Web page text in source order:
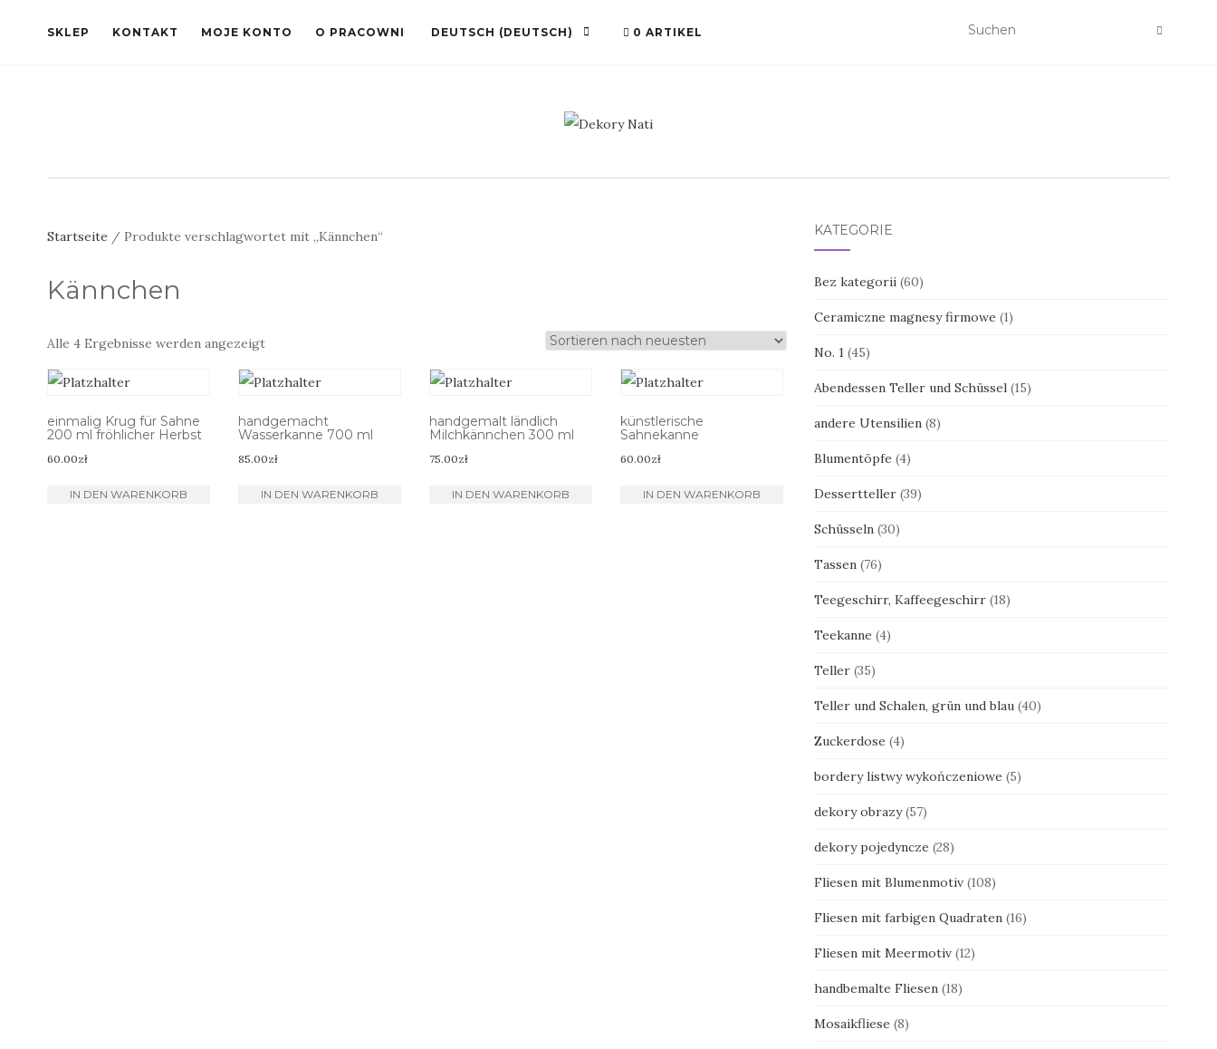
SKLEP KONTAKT MOJE KONTO O PRACOWNI DEUTSCH (DEUTSCH) 0 ARTIKEL
Startseite / Produkte verschlagwortet mit „Kännchen“
Kännchen
Alle 4 Ergebnisse werden angezeigtNach
einmalig Krug für Sahne
200 ml fröhlicher Herbst
60.00zł
IN DEN WARENKORB
handgemacht
Wasserkanne 700 ml
85.00zł
IN DEN WARENKORB
handgemalt ländlich
Milchkännchen 300 ml
75.00zł
IN DEN WARENKORB
künstlerische
Sahnekanne
60.00zł
IN DEN WARENKORB
KATEGORIE
Bez kategorii (60)
Ceramiczne magnesy firmowe (1)
No. 1 (45)
Abendessen Teller und Schüssel (15)
andere Utensilien (8)
Blumentöpfe (4)
Dessertteller (39)
Schüsseln (30)
Tassen (76)
Teegeschirr, Kaffeegeschirr (18)
Teekanne (4)
Teller (35)
Teller und Schalen, grün und blau (40)
Zuckerdose (4)
bordery listwy wykończeniowe (5)
dekory obrazy (57)
dekory pojedyncze (28)
Fliesen mit Blumenmotiv (108)
Fliesen mit farbigen Quadraten (16)
Fliesen mit Meermotiv (12)
handbemalte Fliesen (18)
Mosaikfliese (8)